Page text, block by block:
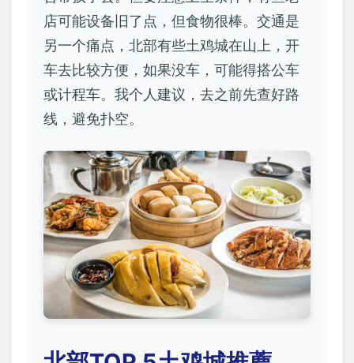
店可能设备旧了点，但食物很棒。交通是
另一个痛点，北部有些土鸡城在山上，开
车去比较方便，如果没车，可能得搭公车
或计程车。我个人建议，去之前先查好路
线，避免扑空。